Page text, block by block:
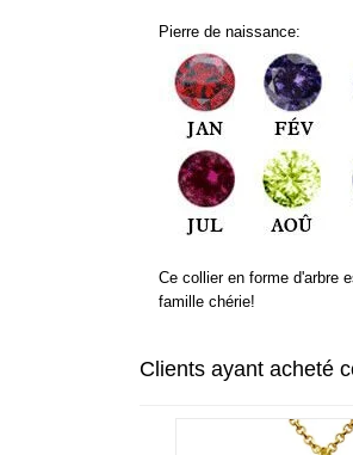
Pierre de naissance:
Ce collier en forme d'arbre
famille chérie!
Clients ayant acheté